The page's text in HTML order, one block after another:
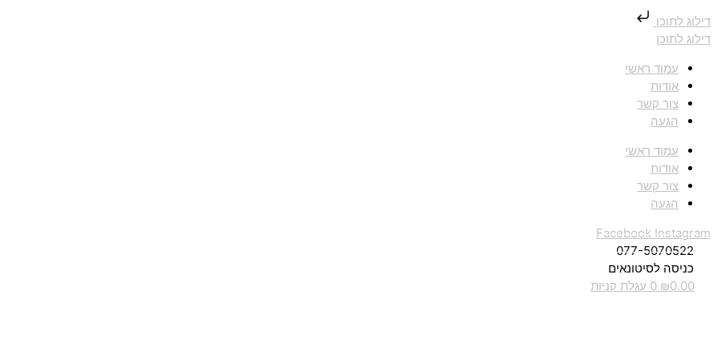
דילוג לתוכן
דילוג לתוכן
עמוד ראשי
אודות
צור קשר
הגעה
עמוד ראשי
אודות
צור קשר
הגעה
Facebook Instagram
077-5070522
כניסה לסיטונאים
₪0.00
0 עגלת קניות